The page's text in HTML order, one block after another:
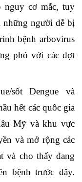
nguy cơ mắc, tuy
những người dễ bị
bệnh arbovirus
phó với các đợt
sốt Dengue và
hết các quốc gia
Mỹ và khu vực
và mở rộng các
và cho thấy đang
bệnh trước đây.